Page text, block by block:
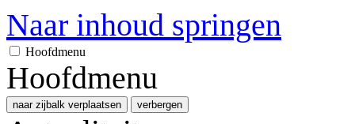
Naar inhoud springen
Hoofdmenu
Hoofdmenu
naar zijbalk verplaatsen verbergen